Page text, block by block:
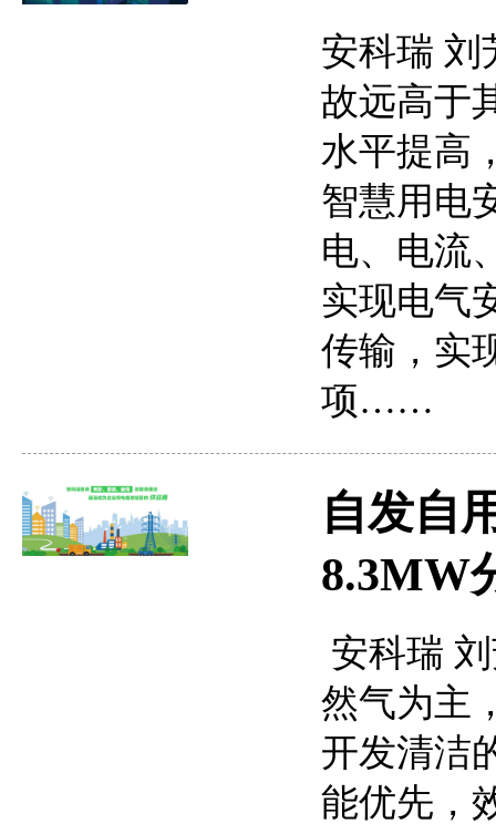
安科瑞 刘
故远高于
水平提高
智慧用电
电、电流
实现电气
传输，实
项……
自发自
8.3MW
安科瑞
然气为主
开发清洁
能优先，